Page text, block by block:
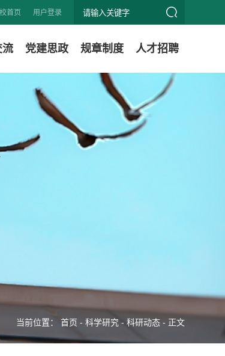
首页 用户登录
流 党建思政 规章制度 人才招聘
当前位置： 首页 - 科学研究- 科研动态- 正文